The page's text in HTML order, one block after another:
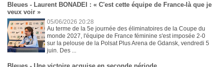
Bleues - Laurent BONADEI : « C'est cette équipe de France-là que je
veux voir »
05/06/2026 20:28
Au terme de la 5e journée des éliminatoires de la Coupe du
monde 2027, l'équipe de France féminine s'est imposée 2-0
sur la pelouse de la Polsat Plus Arena de Gdansk, vendredi 5
juin. Des ...